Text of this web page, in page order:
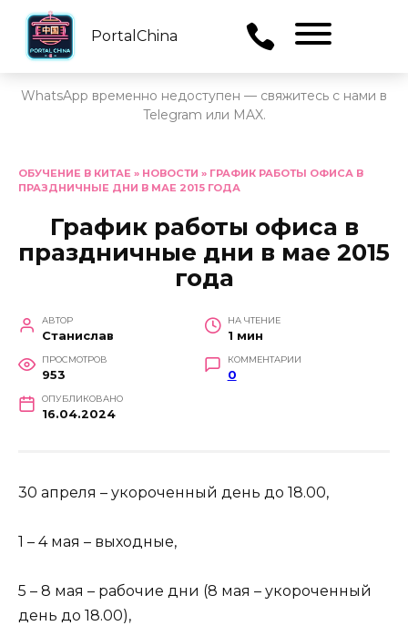
PortalChina
WhatsApp временно недоступен — свяжитесь с нами в
Telegram или MAX.
содержанию
ОБУЧЕНИЕ В КИТАЕ » НОВОСТИ » ГРАФИК РАБОТЫ ОФИСА В
ПРАЗДНИЧНЫЕ ДНИ В МАЕ 2015 ГОДА
График работы офиса в
праздничные дни в мае 2015
года
АВТОР
Станислав
НА ЧТЕНИЕ
1 мин
ПРОСМОТРОВ
953
КОММЕНТАРИИ
0
ОПУБЛИКОВАНО
16.04.2024
30 апреля – укороченный день до 18.00,
1 – 4 мая – выходные,
5 – 8 мая – рабочие дни (8 мая – укороченный
день до 18.00),